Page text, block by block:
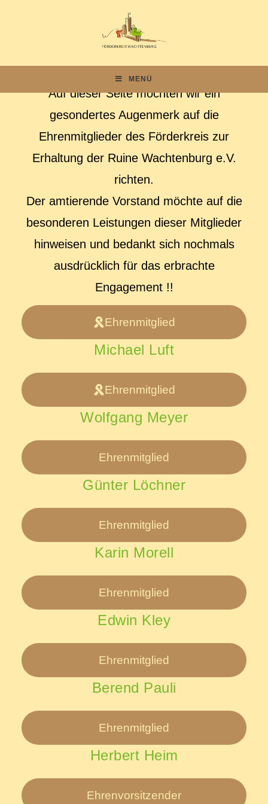
MENÜ
Auf dieser Seite möchten wir ein
gesondertes Augenmerk auf die
Ehrenmitglieder des Förderkreis zur
Erhaltung der Ruine Wachtenburg e.V.
richten.
Der amtierende Vorstand möchte auf die
besonderen Leistungen dieser Mitglieder
hinweisen und bedankt sich nochmals
ausdrücklich für das erbrachte
Engagement !!
Ehrenmitglied
Michael Luft
Ehrenmitglied
Wolfgang Meyer
Ehrenmitglied
Günter Löchner
Ehrenmitglied
Karin Morell
Ehrenmitglied
Edwin Kley
Ehrenmitglied
Berend Pauli
Ehrenmitglied
Herbert Heim
Ehrenvorsitzender